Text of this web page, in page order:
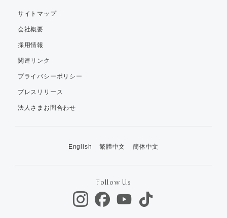
サイトマップ
会社概要
採用情報
関連リンク
プライバシーポリシー
プレスリリース
法人さまお問合わせ
English 繁體中文 簡体中文
Follow Us